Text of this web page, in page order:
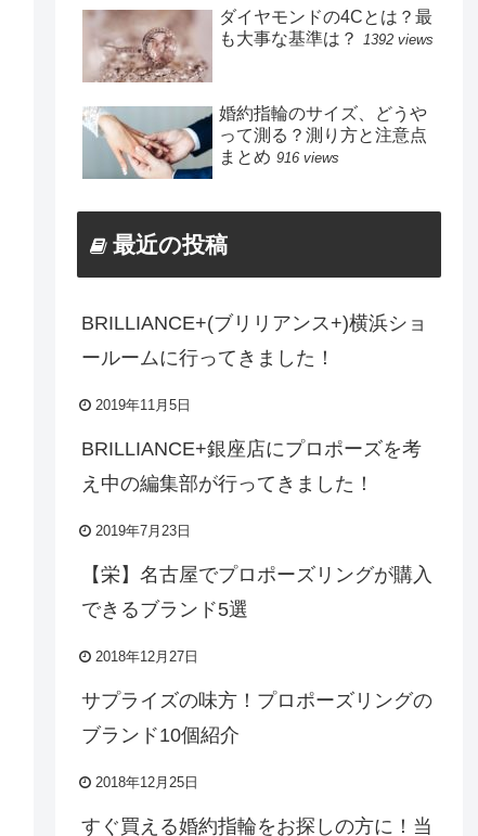
ダイヤモンドの4Cとは？最
も大事な基準は？
1392 views
婚約指輪のサイズ、どうや
って測る？測り方と注意点
まとめ 916 views
最近の投稿
BRILLIANCE+(ブリリアンス+)横浜ショ
ールームに行ってきました！
2019年11月5日
BRILLIANCE+銀座店にプロポーズを考
え中の編集部が行ってきました！
2019年7月23日
【栄】名古屋でプロポーズリングが購入
できるブランド5選
2018年12月27日
サプライズの味方！プロポーズリングの
ブランド10個紹介
2018年12月25日
すぐ買える婚約指輪をお探しの方に！当